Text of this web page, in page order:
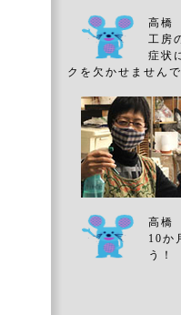
高橋
工房
症状
クを欠かせません
高橋
10か
う！